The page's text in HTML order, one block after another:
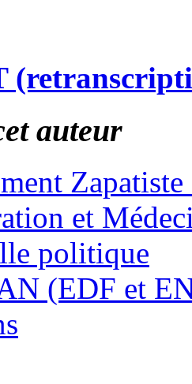
auteur
et
politique
(EDF et